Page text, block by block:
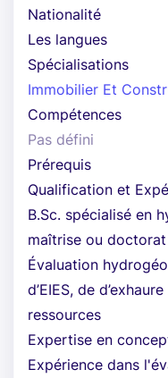
Nationalité
Les langues
Spécialisations
Immobilier Et
Compétences
Pas défini
Prérequis
Qualification et
B.Sc. spécialisé en
maîtrise ou
Évaluation
d’EIES, de
ressources
Expertise en
Expérience dans